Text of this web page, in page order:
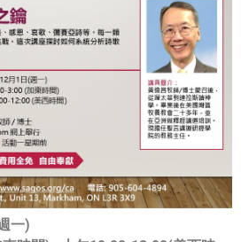
一)